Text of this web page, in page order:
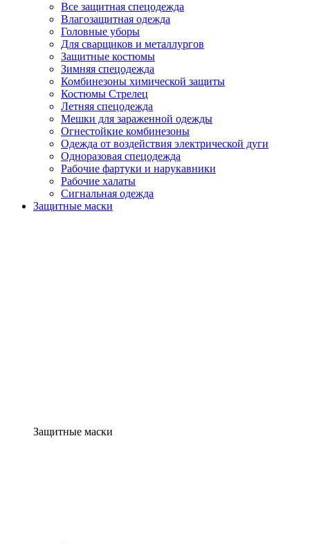
Все защитная спецодежда
Влагозащитная одежда
Головные уборы
Для сварщиков и металлургов
Защитные костюмы
Зимняя спецодежда
Комбинезоны химической защиты
Костюмы Стрелец
Летняя спецодежда
Мешки для зараженной одежды
Огнестойкие комбинезоны
Одежда от воздействия электрической дуги
Одноразовая спецодежда
Рабочие фартуки и нарукавники
Рабочие халаты
Сигнальная одежда
Защитные маски
Защитные маски